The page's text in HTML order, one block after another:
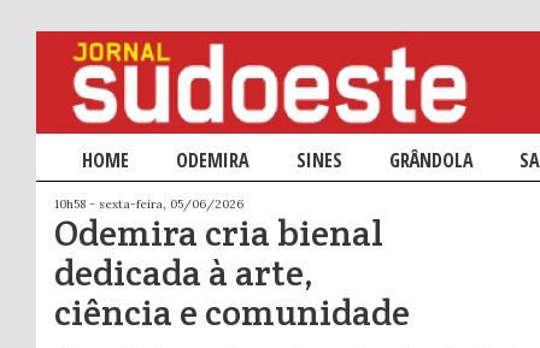
Menu principal
SALTAR PARA O CONTEÚDO PRIMÁRIO
SALTAR PARA O CONTEÚDO SECUNDÁRIO
HOME ODEMIRA SINES GRÂNDOLA
10h58 - sexta-feira, 05/06/2026
Odemira cria bienal
dedicada à arte,
ciência e comunidade